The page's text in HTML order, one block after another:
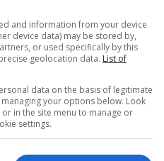
SHBA’së: Ngërçi
and information from your device
device data) may be stored by,
or used specifically by this
geolocation data. List of
data on the basis of legitimate
your options below. Look
in the site menu to manage or
settings.